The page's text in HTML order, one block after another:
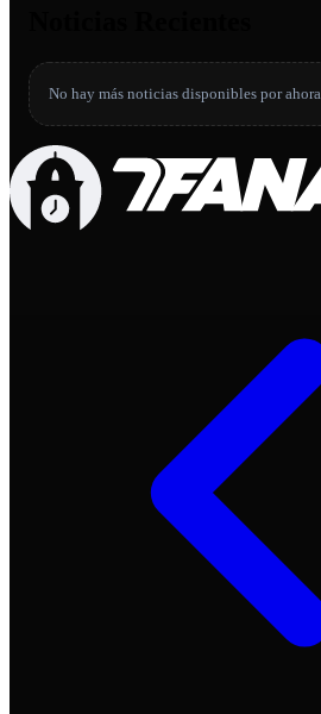
No hay más noticias disponibles por ahora.